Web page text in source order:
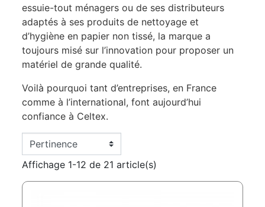
essuie-tout ménagers ou de ses distributeurs
adaptés à ses produits de nettoyage et
d’hygiène en papier non tissé, la marque a
toujours misé sur l’innovation pour proposer un
matériel de grande qualité.
Voilà pourquoi tant d’entreprises, en France
comme à l’international, font aujourd’hui
confiance à Celtex.
Affichage 1-12 de 21 article(s)